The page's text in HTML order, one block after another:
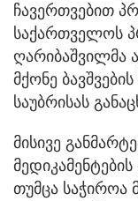
ჩავერთვებით
საქართველოს
ღარიბაშვილმა
მქონე
საუბრისას
მისივე
თუმცა საჭიროა